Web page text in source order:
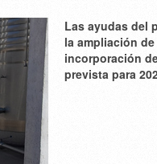
Las ayudas del
la ampliación
incorporación
prevista para